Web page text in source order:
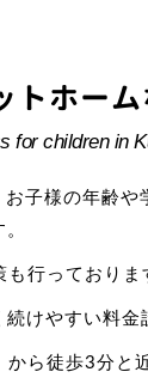
ホー
for children in
子様の年齢や
行っておりま
けやすい料金
ら徒歩3分と